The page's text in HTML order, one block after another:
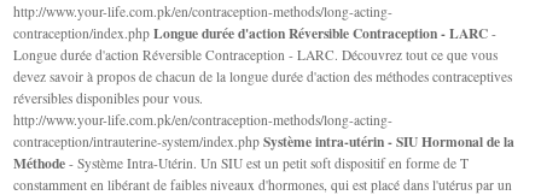
http://www.your-life.com.pk/en/contraception-methods/long-acting-
contraception/index.phpLongue durée d'action Réversible Contraception - LARC -
Longue durée d'action Réversible Contraception - LARC. Découvrez tout ce que vous
devez savoir à propos de chacun de la longue durée d'action des méthodes contraceptives
réversibles disponibles pour vous.
http://www.your-life.com.pk/en/contraception-methods/long-acting-
contraception/intrauterine-system/index.phpSystème intra-utérin - SIU Hormonal de la
Méthode - Système Intra-Utérin. Un SIU est un petit soft dispositif en forme de T
constamment en libérant de faibles niveaux d'hormones, qui est placé dans l'utérus par un